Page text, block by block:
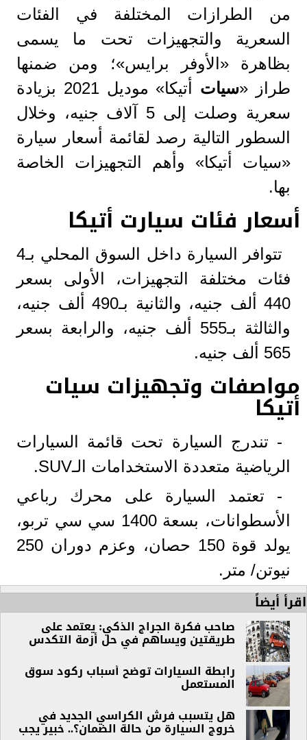
من الطرازات المختلفة في الفئات
السعرية والتجهيزات تحت ما يسمى
بظاهرة «الأوفر برايس»؛ ومن ضمنها
طراز «سيات
أتيكا» موديل 2021 بزيادة
سعرية وصلت إلى 5 آلاف جنيه، وخلال
السطور التالية رصد لقائمة أسعار سيارة
«سيات أتيكا» وأهم التجهيزات الخاصة
بها.
أسعار فئات سيارت أتيكا
تتوافر السيارة داخل السوق المحلي بـ4
فئات مختلفة التجهيزات، الأولى بسعر
440 ألف جنيه، والثانية بـ490 ألف جنيه،
والثالثة بـ555 ألف جنيه، والرابعة بسعر
565 ألف جنيه.
مواصفات وتجهيزات سيات
أتيكا
- تندرج السيارة تحت قائمة السيارات
الرياضية متعددة الاستخدامات الـSUV.
- تعتمد السيارة على محرك رباعي
الأسطوانات، بسعة 1400 سي سي تربو،
يولد قوة 150 حصان، وعزم دوران 250
نيوتن/ متر.
اقرأ أيضاً
صاحب فكرة الجراج الذكي: يعتمد على
طريقتين ويساهم في حل أزمة التكدس
رابطة السيارات توضح أسباب ركود سوق
المستعمل
هل يتسبب فرش الكراسي الجديد في
خروج السيارة من حالة الضمان؟.. خبير يجب